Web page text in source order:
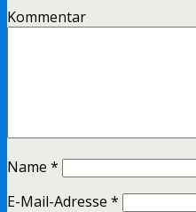
Kommentar
Name *
E-Mail-Adresse *